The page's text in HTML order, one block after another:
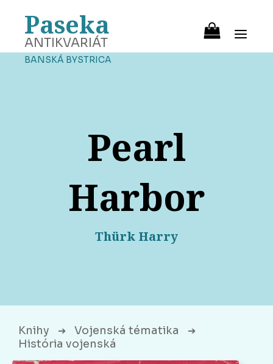
Paseka
ANTIKVARIÁT
BANSKÁ BYSTRICA
Pearl
Harbor
Thürk Harry
Knihy ➔ Vojenská tématika ➔
História vojenská